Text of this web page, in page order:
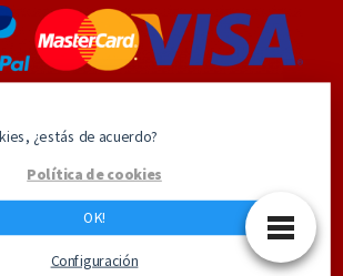
de Superhéroes
¿estás de acuerdo?
Política de cookies
OK!
Configuración